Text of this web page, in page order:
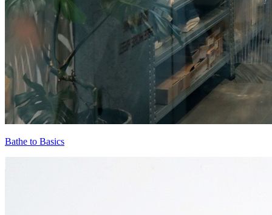
Bathe to Basics